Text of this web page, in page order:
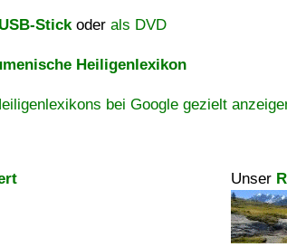
Stickoder als DVD
Heiligenlexikon
bei Google gezielt
Unser